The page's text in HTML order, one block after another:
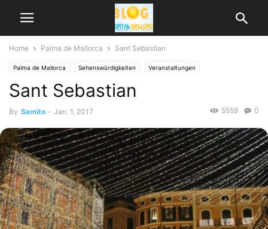
Home Palma de Mallorca Sant Sebastian
Palma de Mallorca Sehenswürdigkeiten Veranstaltungen
Sant Sebastian
By Semito - Jan. 1, 2017 0
5559